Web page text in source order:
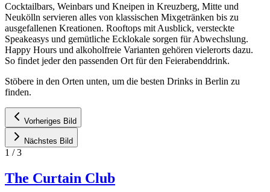
Cocktailbars, Weinbars und Kneipen in Kreuzberg, Mitte und
Neukölln servieren alles von klassischen Mixgetränken bis zu
ausgefallenen Kreationen. Rooftops mit Ausblick, versteckte
Speakeasys und gemütliche Ecklokale sorgen für Abwechslung.
Happy Hours und alkoholfreie Varianten gehören vielerorts dazu.
So findet jeder den passenden Ort für den Feierabenddrink.
Stöbere in den Orten unten, um die besten Drinks in Berlin zu
finden.
Vorheriges Bild
Nächstes Bild
1 /3
The Curtain Club